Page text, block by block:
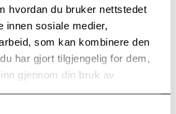
hvordan du bruker nettstedet
innen sosiale medier,
som kan kombinere den
har gjort tilgjengelig for dem,
gjennom din bruk av
vært leder for prosjektet med å
PREP. Den ble lansert 6. mai
med ti undervisningsøkter.
norsk.
som er viktige i parforhold